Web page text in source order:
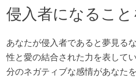
侵入者になること
あなたが侵入者であると夢見る
性と愛の結合された力を表して
分のネガティブな感情があなた